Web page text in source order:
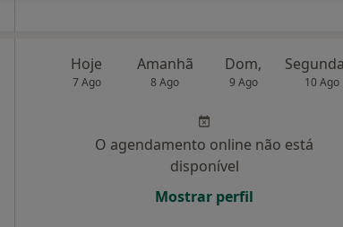
Hoje
7 Ago
Amanhã
8 Ago
Dom,
9 Ago 10 Ago
O agendamento online não está
disponível
Mostrar perfil